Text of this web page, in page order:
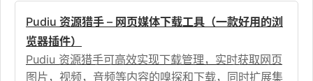
Pudiu 资源猎手 – 网页媒体下载工具（一款好用的浏
览器插件）
Pudiu 资源猎手可高效实现下载管理，实时获取网页
图片，视频，音频等内容的嗅探和下载，同时扩展集